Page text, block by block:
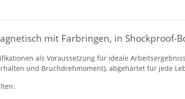
mit Farbringen, in Shockproof-
als Voraussetzung für ideale
und Bruchdrehmoment), abgehärtet für jede